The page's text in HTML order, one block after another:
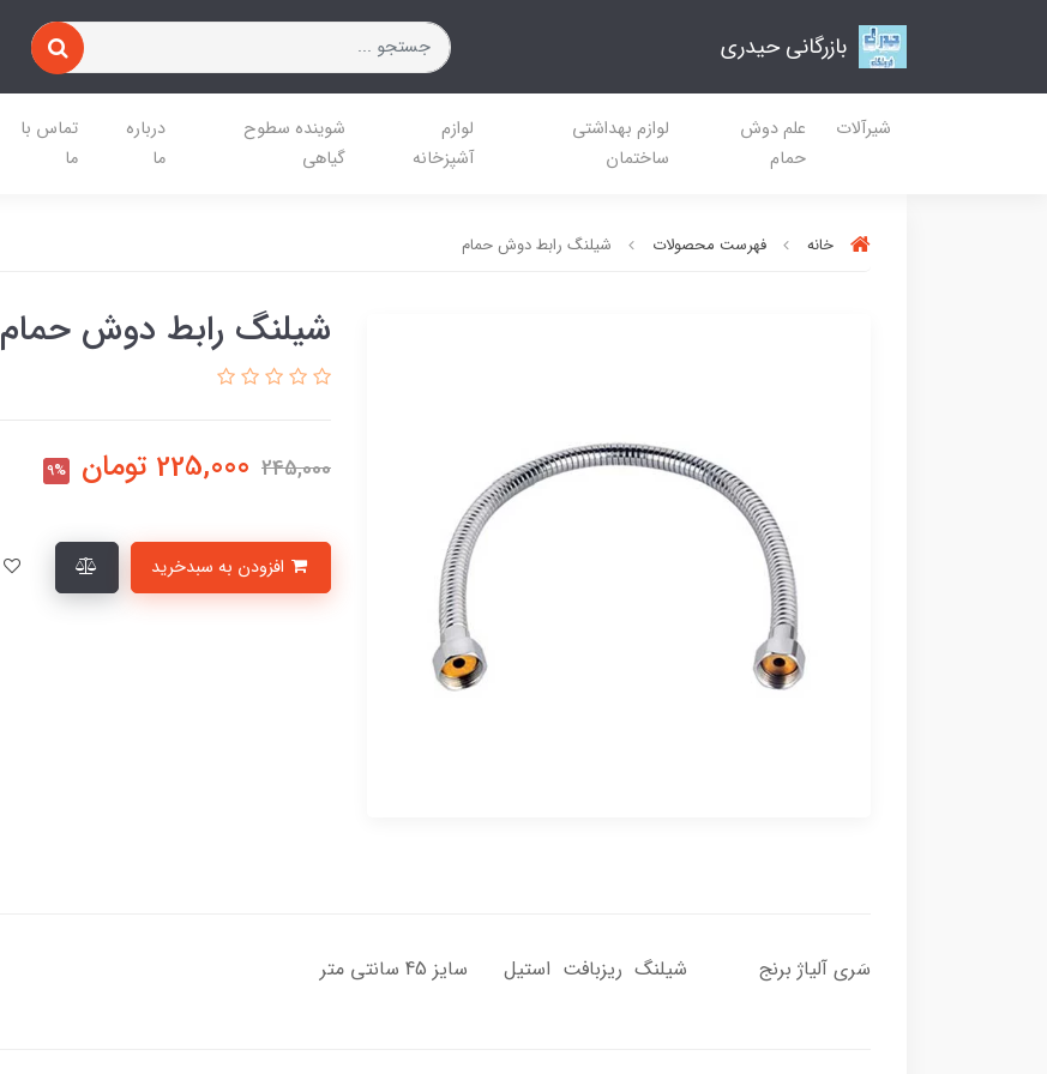
بازرگانی حیدری
شیرآلات
علم دوش
حمام
لوازم بهداشتی
ساختمان
لوازم
آشپزخانه
شوینده سطوح
گیاهی
درباره
ما
تماس با
ما
خانه فهرست محصولات شیلنگ رابط دوش حمام
شیلنگ رابط دوش حمام
245,000
225,000 تومان 9%
سَری آلیاژ برنج شیلنگ ریزبافت استیل سایز 45 سانتی متر